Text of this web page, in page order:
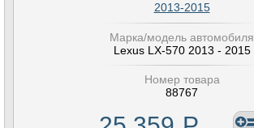
2013-2015
Марка/модель автомобиля
Lexus LX-570 2013 - 2015
Номер товара
88767